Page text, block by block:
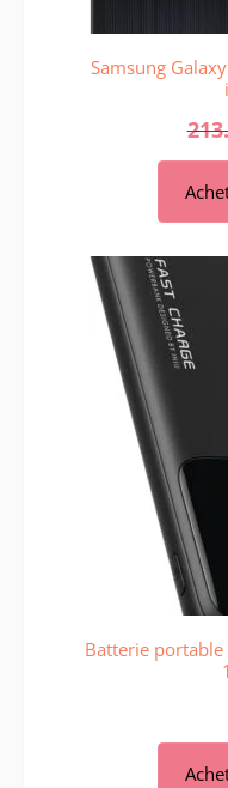
Samsung
Batterie portable